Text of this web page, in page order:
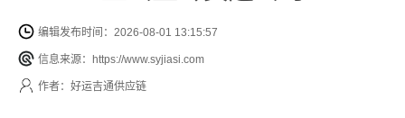
编辑发布时间：2026-08-01 13:15:57
信息来源：https://www.syjiasi.com
作者：好运吉通供应链